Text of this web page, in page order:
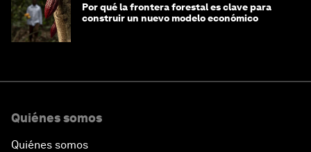
Por qué la frontera forestal es clave para
construir un nuevo modelo económico
Quiénes somos
Quiénes somos